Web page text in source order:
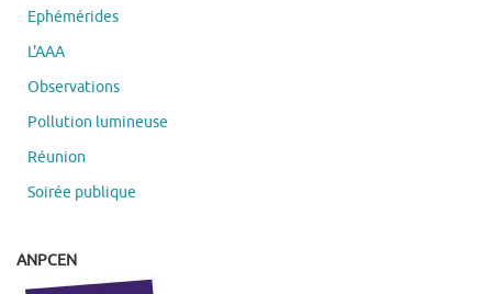
Ephémérides
L'AAA
Observations
Pollution lumineuse
Réunion
Soirée publique
ANPCEN